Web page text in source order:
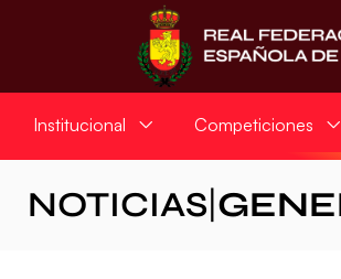
Institucional Competiciones
NOTICIAS